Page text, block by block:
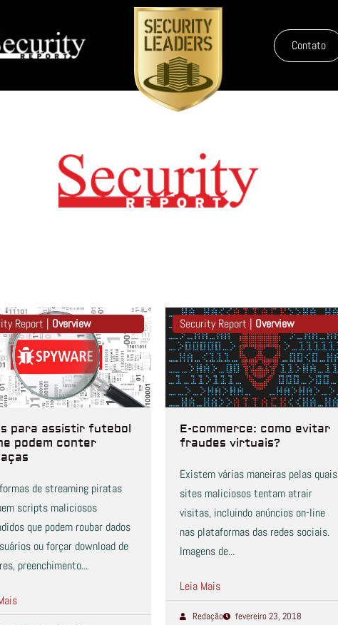
Contato
Report | Overview
para assistir futebol
podem conter
de streaming piratas
scripts maliciosos
que podem roubar dados
ou forçar download de
preenchimento...
Security Report | Overview
E-commerce: como evitar
fraudes virtuais?
Existem várias maneiras pelas quais
sites maliciosos tentam atrair
visitas, incluindo anúncios on-line
nas plataformas das redes sociais.
Imagens de...
Leia Mais
Redação fevereiro 23, 2018